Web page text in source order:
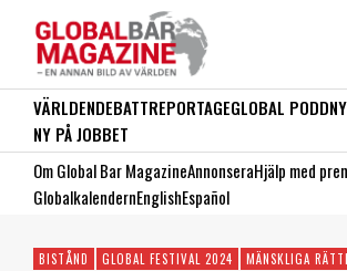
VÄRLDENDEBATTREPORTAGEGLOBAL PODD
NY PÅ JOBBET
Om Global Bar MagazineAnnonseraHjälp med
GlobalkalendernEnglishEspañol
BISTÅND GLOBAL FESTIVAL 2024 MÄNSKLIGA